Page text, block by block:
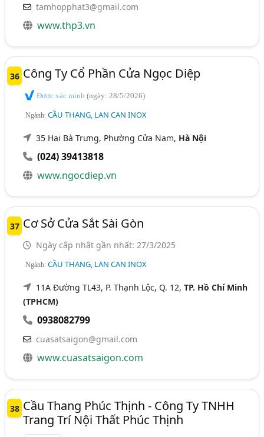
tamhopphat3@gmail.com
www.thp3.vn
36 Công Ty Cổ Phần Cửa Ngọc Diệp
Được xác minh(ngày: 28/5/2026)
Ngành:CẦU THANG, LAN CAN INOX
35 Hai Bà Trưng, Phường Cửa Nam, Hà Nội
(024) 39413818
www.ngocdiep.vn
37 Cơ Sở Cửa Sắt Sài Gòn
Ngày cập nhật gần nhất: 27/3/2025
Ngành:CẦU THANG, LAN CAN INOX
11A Đường TL43, P. Thạnh Lộc, Q. 12,TP. Hồ Chí Minh
(TPHCM)
0938082799
cuasatsaigon@gmail.com
www.cuasatsaigon.com
38 Cầu Thang Phúc Thịnh - Công Ty TNHH
Trang Trí Nội Thất Phúc Thịnh